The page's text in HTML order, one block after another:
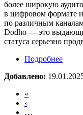
более широкую
в цифровом формате и
по различным
Dodho — это
статуса серьезно
Подробнее
Добавлено:
«
‹
…